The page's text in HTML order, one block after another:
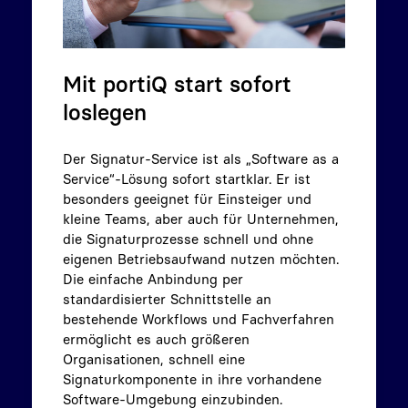
Mit portiQ start sofort
loslegen
Der Signatur-Service ist als „Software as a
Service“-Lösung sofort startklar. Er ist
besonders geeignet für Einsteiger und
kleine Teams, aber auch für Unternehmen,
die Signaturprozesse schnell und ohne
eigenen Betriebsaufwand nutzen möchten.
Die einfache Anbindung per
standardisierter Schnittstelle an
bestehende Workflows und Fachverfahren
ermöglicht es auch größeren
Organisationen, schnell eine
Signaturkomponente in ihre vorhandene
Software-Umgebung einzubinden.